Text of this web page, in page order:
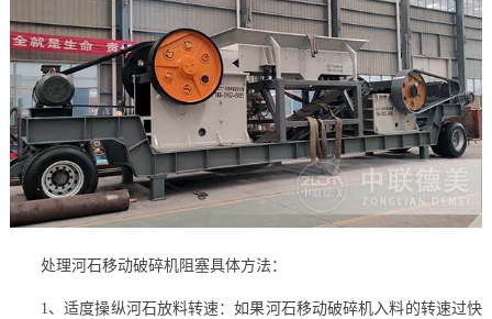
处理河石移动破碎机阻塞具体方法：
1、适度操纵河石放料转速：如果河石移动破碎机入料的转速过快